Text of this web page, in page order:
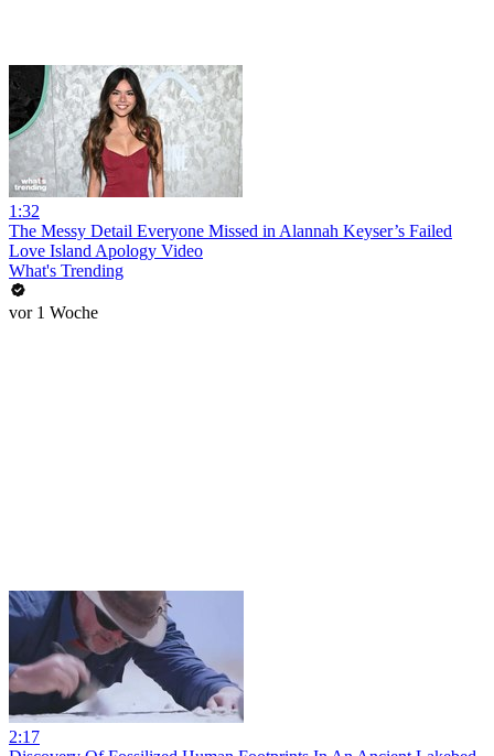
1:32
The Messy Detail Everyone Missed in Alannah Keyser’s Failed
Love Island Apology Video
What's Trending
vor 1 Woche
2:17